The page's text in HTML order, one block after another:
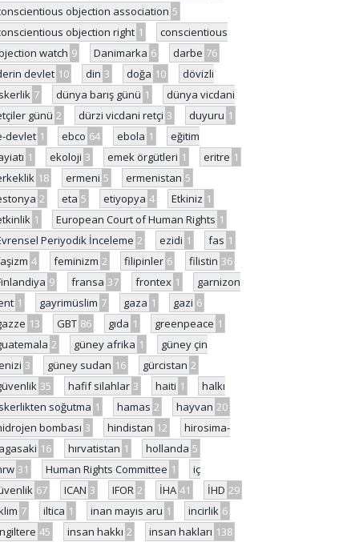
objection association 5
objection right 1
conscientious
watch 9 Danimarka 6 darbe 76
devlet 10 din 3 doğa 10
dövizli
7 dünya barış günü 1
dünya vicdani
günü 2 dürzi vicdani retçi 3 duyuru 1
devlet 1 ebco 64 ebola 1
eğitim
1 ekoloji 3 emek örgütleri 1 eritre 1
18 ermeni 5 ermenistan 5
2 eta 5 etiyopya 4 Etkiniz 1
1 European Court of Human Rights 1
Periyodik İnceleme 2 ezidi 1 fas 1
4 feminizm 2 filipinler 6 filistin 36
9 fransa 37 frontex 1
garnizon
1 gayrimüslim 7 gaza 1 gazi 6
13 GBT 86 gıda 1 greenpeace 1
2 güney afrika 1
güney çin
3 güney sudan 16 gürcistan 2
35 hafif silahlar 3 haiti 1
halkı
soğutma 1 hamas 2 hayvan 20
bombası 3 hindistan 12
hirosima-
16 hırvatistan 1 hollanda 5
31 Human Rights Committee 1
iç
67 ICAN 3 IFOR 2 İHA 41 İHD 29
7 iltica 1 inan mayıs aru 1 incirlik 6
45 insan hakkı 2 insan hakları 138